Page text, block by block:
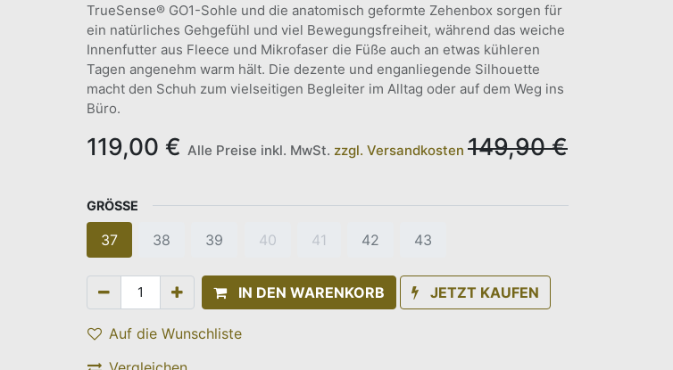
TrueSense® GO1-Sohle und die anatomisch geformte Zehenbox sorgen für
ein natürliches Gehgefühl und viel Bewegungsfreiheit, während das weiche
Innenfutter aus Fleece und Mikrofaser die Füße auch an etwas kühleren
Tagen angenehm warm hält. Die dezente und enganliegende Silhouette
macht den Schuh zum vielseitigen Begleiter im Alltag oder auf dem Weg ins
Büro.
119,00 € Alle Preise inkl. MwSt. zzgl. Versandkosten 149,90€
GRÖSSE
37 38 39 40 41 42 43
IN DEN WARENKORB JETZT KAUFEN
Auf die Wunschliste